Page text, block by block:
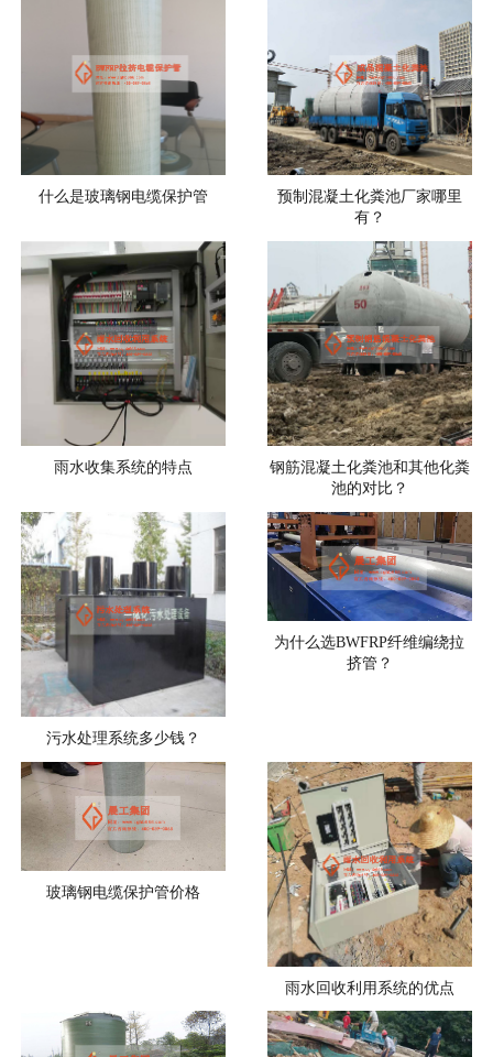
什么是玻璃钢电缆保护管
预制混凝土化粪池厂家哪里
有？
雨水收集系统的特点
钢筋混凝土化粪池和其他化粪
池的对比？
污水处理系统多少钱？
为什么选BWFRP纤维编绕拉
挤管？
玻璃钢电缆保护管价格
雨水回收利用系统的优点